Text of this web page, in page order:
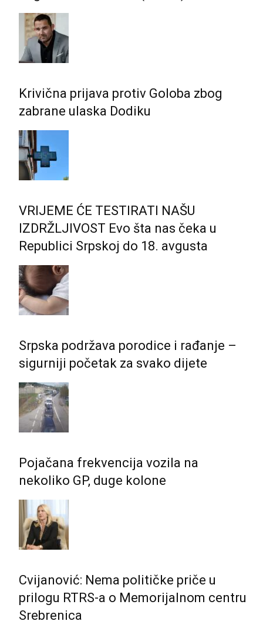
Krivična prijava protiv Goloba zbog
zabrane ulaska Dodiku
VRIJEME ĆE TESTIRATI NAŠU
IZDRŽLJIVOST Evo šta nas čeka u
Republici Srpskoj do 18. avgusta
Srpska podržava porodice i rađanje –
sigurniji početak za svako dijete
Pojačana frekvencija vozila na
nekoliko GP, duge kolone
Cvijanović: Nema političke priče u
prilogu RTRS-a o Memorijalnom centru
Srebrenica